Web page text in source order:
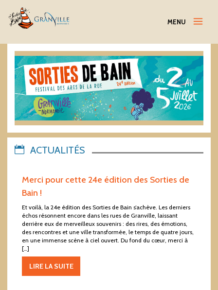
Menu
MENU
ACTUALITÉS
Merci pour cette 24e édition des Sorties de
Bain !
Et voilà, la 24e édition des Sorties de Bain s’achève. Les derniers
échos résonnent encore dans les rues de Granville, laissant
derrière eux de merveilleux souvenirs : des rires, des émotions,
des rencontres et une ville transformée, le temps de quatre jours,
en une immense scène à ciel ouvert. Du fond du cœur, merci à
[…]
LIRE LA SUITE